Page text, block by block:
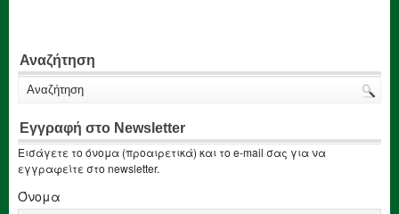
Αναζήτηση
Εγγραφή στο Newsletter
Εισάγετε το όνομα (προαιρετικά) και το e-mail σας για να
εγγραφείτε στο newsletter.
Όνομα